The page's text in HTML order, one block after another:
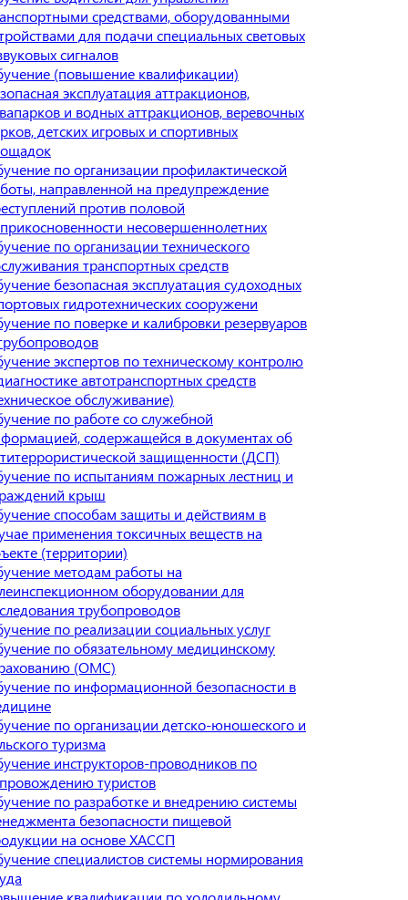
средствами, оборудованными
для подачи специальных световых
сигналов
(повышение квалификации)
эксплуатация аттракционов,
и водных аттракционов, веревочных
детских игровых и спортивных
по организации профилактической
направленной на предупреждение
против половой
несовершеннолетних
по организации технического
транспортных средств
безопасная эксплуатация судоходных
гидротехнических сооружени
по поверке и калибровки резервуаров
экспертов по техническому контролю
автотранспортных средств
обслуживание)
по работе со служебной
содержащейся в документах об
защищенности (ДСП)
по испытаниям пожарных лестниц и
крыш
способам защиты и действиям в
применения токсичных веществ на
(территории)
методам работы на
оборудовании для
трубопроводов
по реализации социальных услуг
по обязательному медицинскому
(ОМС)
по информационной безопасности в
по организации детско-юношеского и
туризма
инструкторов-проводников по
туристов
по разработке и внедрению системы
безопасности пищевой
на основе ХАССП
специалистов системы нормирования